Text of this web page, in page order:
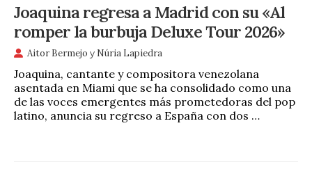
Joaquina regresa a Madrid con su «Al
romper la burbuja Deluxe Tour 2026»
Aitor Bermejo y Núria Lapiedra
Joaquina, cantante y compositora venezolana
asentada en Miami que se ha consolidado como una
de las voces emergentes más prometedoras del pop
latino, anuncia su regreso a España con dos …